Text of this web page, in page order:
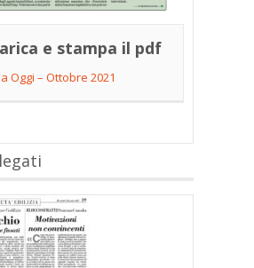
e stampa il pdf
Oggi – Ottobre 2021